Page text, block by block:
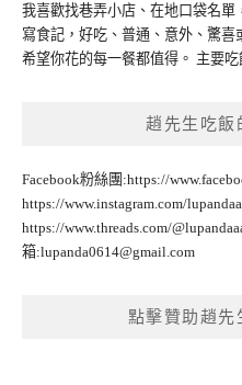
我喜歡找巷弄小店、在地口袋名
寫食記，好吃、普通、意外、驚
希望你花的每一餐都值得。 主要
趙先生吃飯
Facebook粉絲團:https://
https://www.instagram.com/
https://www.threads.com/
箱:lupanda0614@gmail.com
點擊贊助趙先